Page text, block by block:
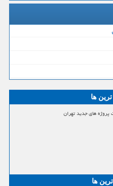
ترین ها
پروژه های جدید تهران
ها